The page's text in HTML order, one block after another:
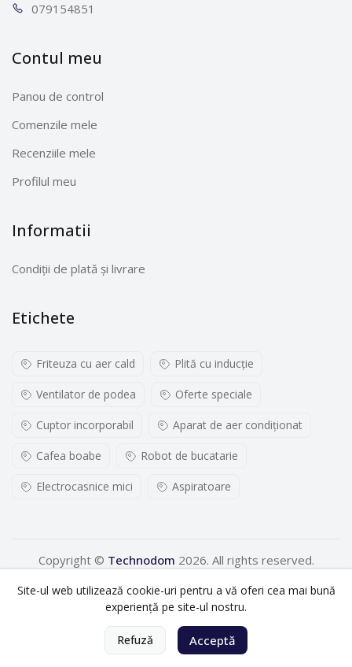
Categorii Coș
0791 54851
Contul meu
Panou de control
Comenzile mele
Recenziile mele
Profilul meu
Informatii
Condiții de plată și livrare
Etichete
Friteuza cu aer cald Plită cu inducţie
Ventilator de podea Oferte speciale
Cuptor incorporabil Aparat de aer condiționat
Cafea boabe Robot de bucatarie
Electrocasnice mici Aspiratoare
Copyright © Technodom 2026. All rights reserved.
Site-ul web utilizează cookie-uri pentru a vă oferi cea mai bună
experiență pe site-ul nostru.
Refuză Acceptă